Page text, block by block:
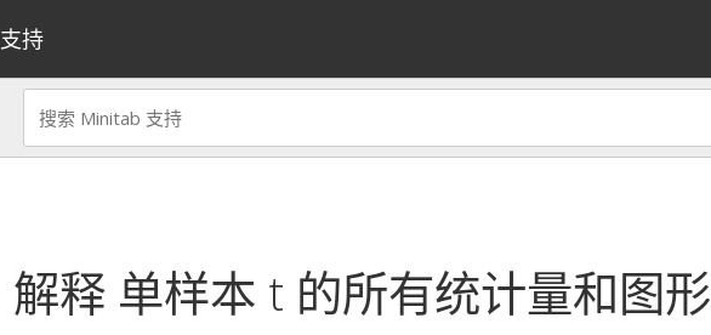
支持
解释 单样本 t 的所有统计量和图形